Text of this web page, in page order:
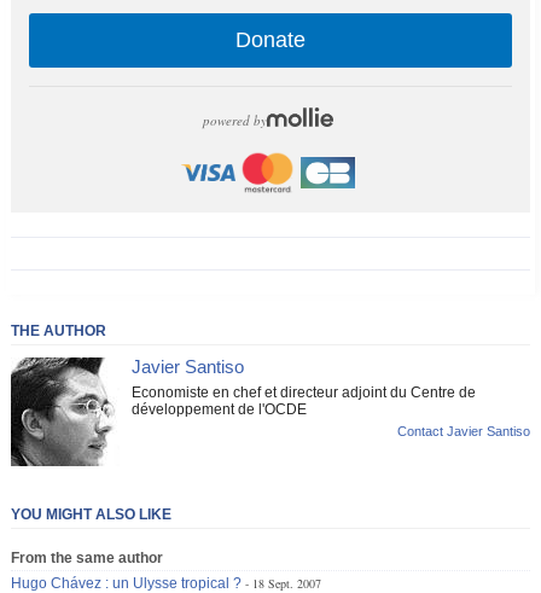
Donate
powered by
THE AUTHOR
Javier Santiso
Economiste en chef et directeur adjoint du Centre de
développement de l'OCDE
Contact Javier Santiso
YOU MIGHT ALSO LIKE
From the same author
Hugo Chávez : un Ulysse tropical ?
18 Sept. 2007